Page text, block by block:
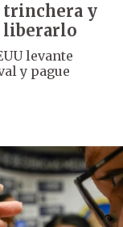
trinchera y
liberarlo
levante
y pague